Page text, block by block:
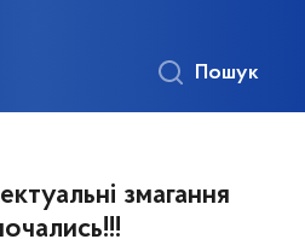
Пошук
змагання